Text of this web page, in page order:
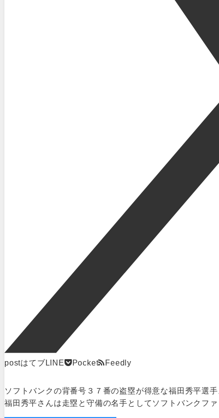
postはてブ LINE Pocket Feedly
ソフトバンクの背番号３７番の盗塁が得意な福田秀平選
福田秀平さんは走塁と守備の名手としてソフトバンクフ